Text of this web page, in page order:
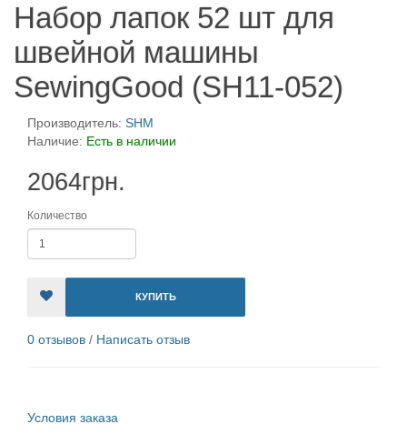
Набор лапок 52 шт для
швейной машины
SewingGood (SH11-052)
Производитель: SHM
Наличие: Есть в наличии
2064грн.
Количество
КУПИТЬ
0 отзывов / Написать отзыв
Условия заказа